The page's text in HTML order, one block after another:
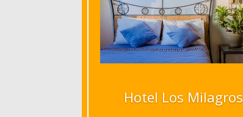
Hotel Los Milagros